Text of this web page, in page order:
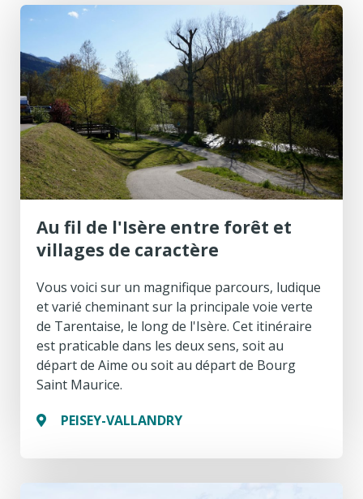
É
S
U
L
T
A
D
Au fil de l'Isère entre forêt et
villages de caractère
Vous voici sur un magnifique parcours, ludique
et varié cheminant sur la principale voie verte
de Tarentaise, le long de l'Isère. Cet itinéraire
est praticable dans les deux sens, soit au
départ de Aime ou soit au départ de Bourg
Saint Maurice.
PEISEY-VALLANDRY